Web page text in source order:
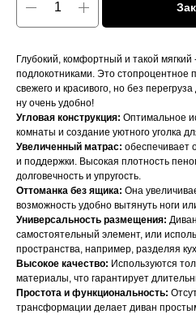
Глубокий, комфортный и такой мягкий
подлокотниками. Это стопроцентное
свежего и красивого, но без
ну очень удобно!
Угловая конструкция: Оптимальное
комнаты и создание уютного уголка
Увеличенный матрас: обеспечивает
и поддержки. Высокая плотность
долговечность и упругость.
Оттоманка без ящика: Она
возможность удобно вытянуть ноги
Универсальность размещения:
самостоятельный элемент, или
пространства, например, разделяя
Высокое качество: Используются
материалы, что гарантирует
Простота и функциональность:
трансформации делает диван